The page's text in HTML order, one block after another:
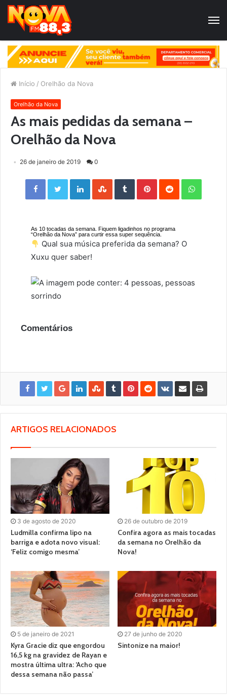
Início / Orelhão da Nova
Orelhão da Nova
As mais pedidas da semana –
Orelhão da Nova
26 de janeiro de 2019 0
Facebook Twitter LinkedIn StumbleUpon Tumblr Pinterest Reddit
As 10 tocadas da semana. Fiquem ligadinhos no programa
“Orelhão da Nova” para curtir essa super sequência.
Qual sua música preferida da semana? O
Xuxu quer saber!
Comentários
ARTIGOS RELACIONADOS
3 de agosto de 2020
Ludmilla confirma lipo na
barriga e adota novo visual:
‘Feliz comigo mesma’
26 de outubro de 2019
Confira agora as mais tocadas
da semana no Orelhão da
Nova!
5 de janeiro de 2021
Kyra Gracie diz que engordou
16,5 kg na gravidez de Rayan e
mostra última ultra: ‘Acho que
dessa semana não passa’
27 de junho de 2020
Sintonize na maior!